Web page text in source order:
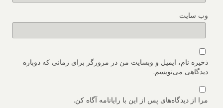
وب‌ سایت
ذخیره نام، ایمیل و وبسایت من در مرورگر برای زمانی که دوباره
دیدگاهی می‌نویسم.
مرا از دیدگاه‌های پس از این با رایانامه آگاه کن.